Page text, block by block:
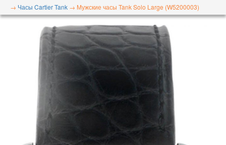
→ Часы Cartier Tank → Мужские часы Tank Solo Large (W5200003)